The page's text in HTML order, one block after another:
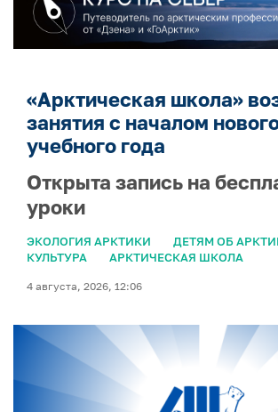
«Арктическая школа»
занятия с началом
учебного года
Открыта запись на
уроки
ЭКОЛОГИЯ АРКТИКИ ДЕТЯМ ОБ
КУЛЬТУРА
АРКТИЧЕСКАЯ ШКОЛА
4 августа, 2026, 12:06